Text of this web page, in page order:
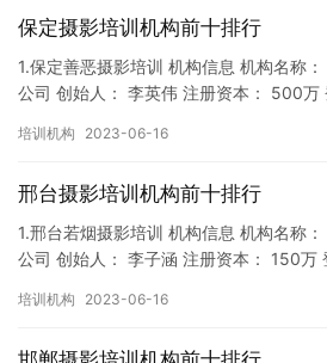
保定摄影培训机构前十排行
1.保定善恶摄影培训 机构信息 机构名称
公司 创始人： 李英伟 注册资本： 500万
培训机构 2023-06-16
邢台摄影培训机构前十排行
1.邢台若烟摄影培训 机构信息 机构名称
公司 创始人： 李子涵 注册资本： 150万
培训机构 2023-06-16